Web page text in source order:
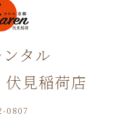
タル
見稲荷店
0807